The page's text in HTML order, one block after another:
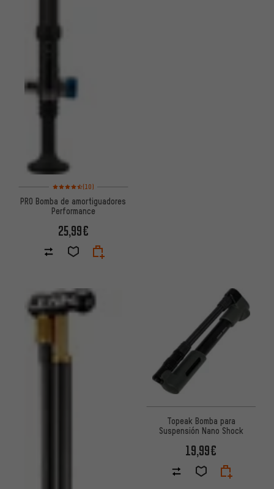
Valoración media: 4,5 de 5 basada en 10 reseñas
(10)
PRO Bomba de amortiguadores
Performance
25,99€
Topeak Bomba para
Suspensión Nano Shock
19,99€